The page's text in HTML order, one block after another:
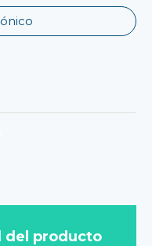
del producto